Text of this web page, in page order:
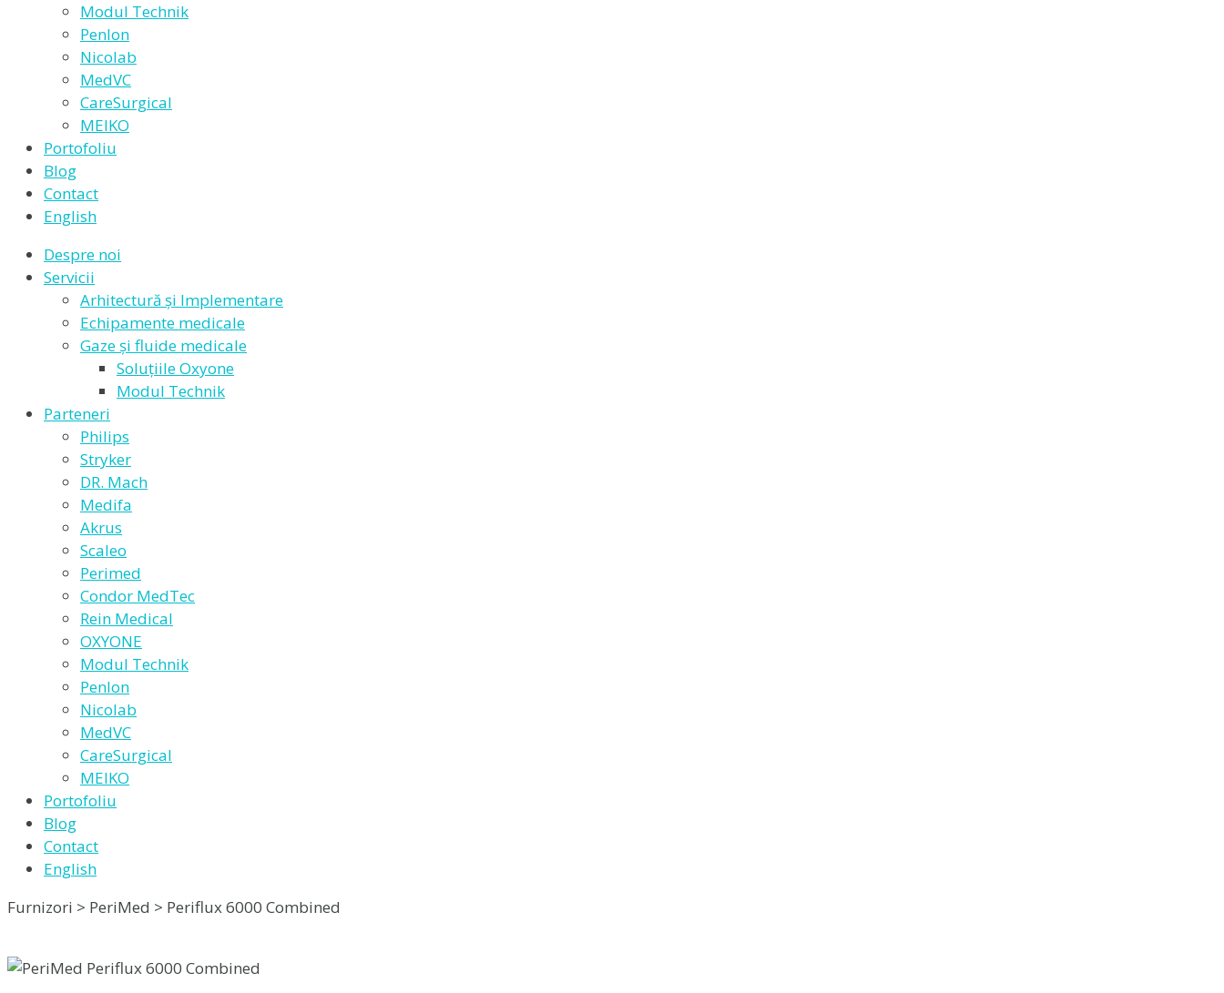
Modul Technik
Penlon
Nicolab
MedVC
CareSurgical
MEIKO
Portofoliu
Blog
Contact
English
Despre noi
Servicii
Arhitectură și Implementare
Echipamente medicale
Gaze și fluide medicale
Soluțiile Oxyone
Modul Technik
Parteneri
Philips
Stryker
DR. Mach
Medifa
Akrus
Scaleo
Perimed
Condor MedTec
Rein Medical
OXYONE
Modul Technik
Penlon
Nicolab
MedVC
CareSurgical
MEIKO
Portofoliu
Blog
Contact
English
Furnizori > PeriMed > Periflux 6000 Combined